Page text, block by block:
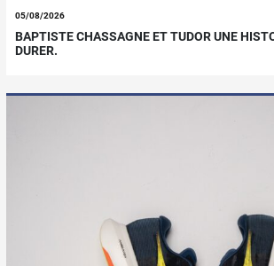
05/08/2026
BAPTISTE CHASSAGNE ET TUDOR UNE
DURER.